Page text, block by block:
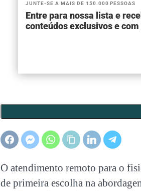
JUNTE-SE A MAIS DE 150.000 PESSOAS
Entre para nossa lista e
conteúdos exclusivos e
O atendimento remoto para o
de primeira escolha na